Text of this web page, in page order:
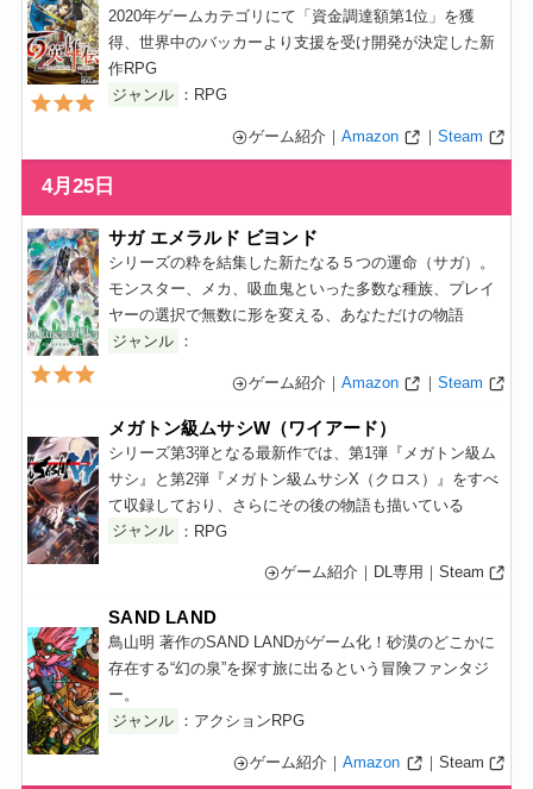
2020年ゲームカテゴリにて「資金調達額第1位」を獲
得、世界中のバッカーより支援を受け開発が決定した新
作RPG
ジャンル ：RPG
ゲーム紹介｜Amazon ｜ Steam
4月25日
サガ エメラルド ビヨンド
シリーズの粋を結集した新たなる５つの運命（サガ）。
モンスター、メカ、吸血鬼といった多数な種族、プレイ
ヤーの選択で無数に形を変える、あなただけの物語
ジャンル ：
ゲーム紹介｜Amazon ｜ Steam
メガトン級ムサシW（ワイアード）
シリーズ第3弾となる最新作では、第1弾『メガトン級ム
サシ』と第2弾『メガトン級ムサシX（クロス）』をすべ
て収録しており、さらにその後の物語も描いている
ジャンル ：RPG
ゲーム紹介｜DL専用｜Steam
SAND LAND
鳥山明 著作のSAND LANDがゲーム化！砂漠のどこかに
存在する“幻の泉”を探す旅に出るという冒険ファンタジ
ー。
ジャンル ：アクションRPG
ゲーム紹介｜Amazon ｜Steam